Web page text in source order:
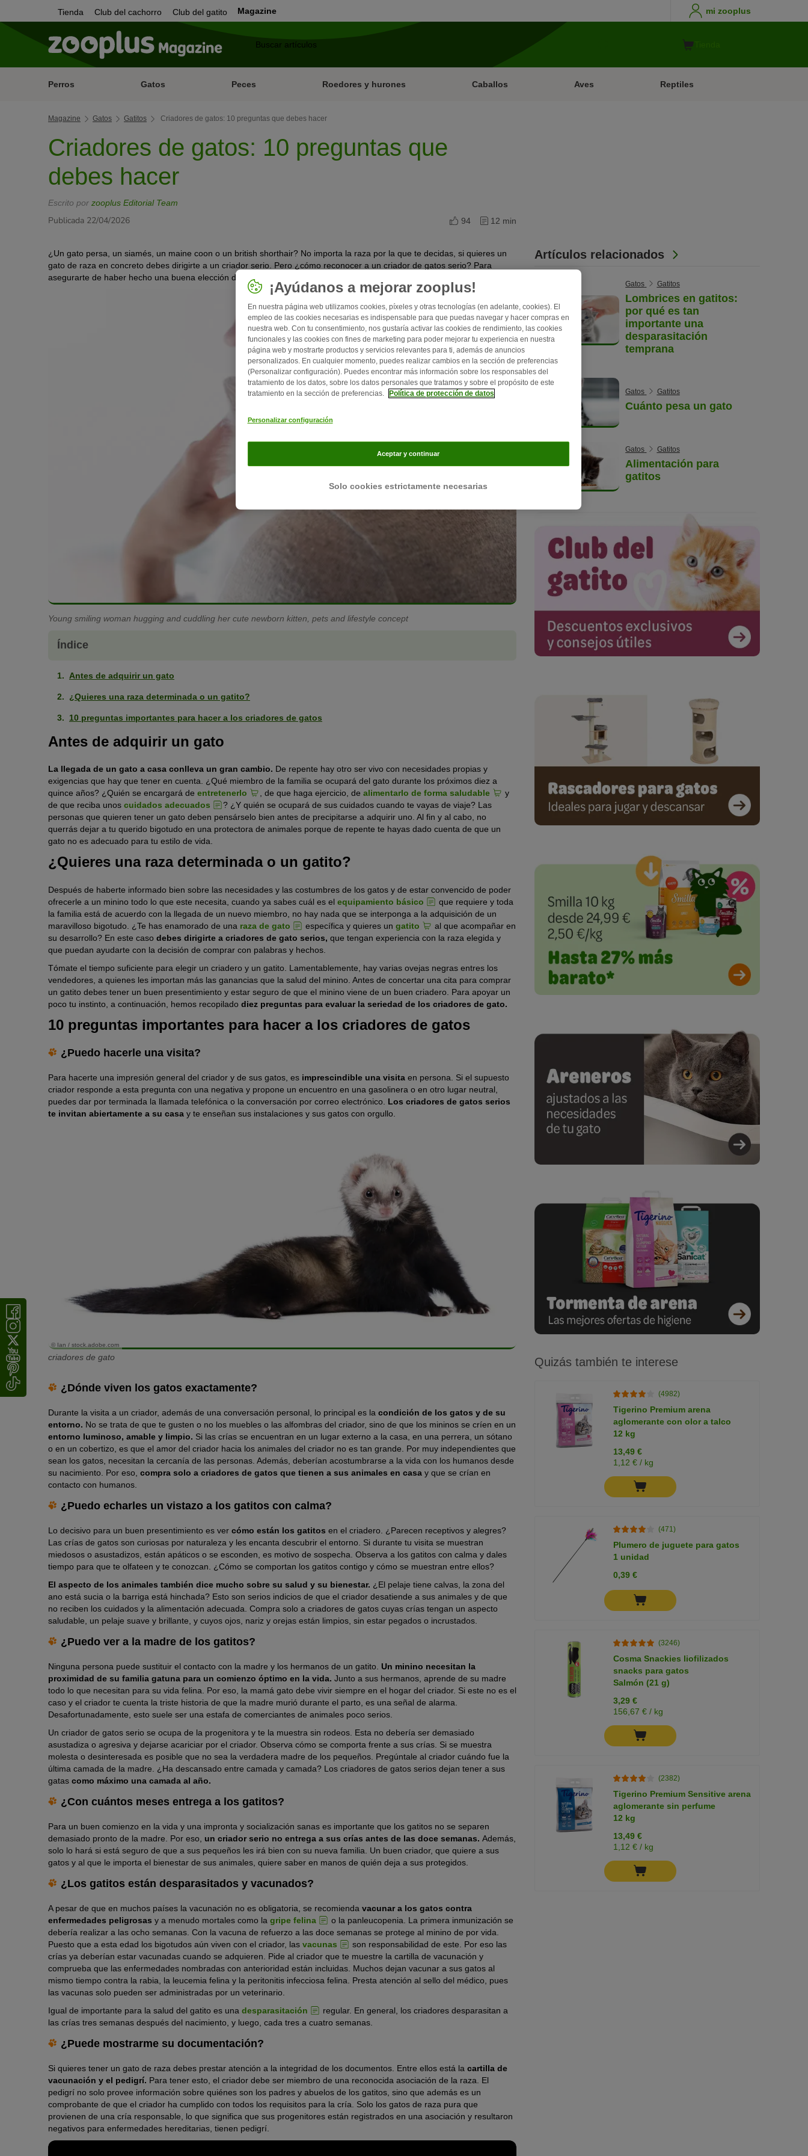
Tienda Club del cachorro Club del gatito Magazine mi zooplus
Perros Gatos Peces Roedores y hurones Caballos Aves Reptiles
Magazine Gatos Gatitos Criadores de gatos: 10 preguntas que debes hacer
Criadores de gatos: 10 preguntas que
debes hacer
Escrito por zooplus Editorial Team
Publicada 22/04/2026 94 12 min
¿Un gato persa, un siamés, un maine coon o un british shorthair? No importa la raza por la que te decidas, si quieres un
gato de raza en concreto debes dirigirte a un criador serio. Pero ¿cómo reconocer a un criador de gatos serio? Para
asegurarte de haber hecho una buena elección debes hacerles las siguientes diez preguntas a los criadores de gatos.
Young smiling woman hugging and cuddling her cute newborn kitten, pets and lifestyle concept
Índice
Antes de adquirir un gato
¿Quieres una raza determinada o un gatito?
10 preguntas importantes para hacer a los criadores de gatos
Antes de adquirir un gato
La llegada de un gato a casa conlleva un gran cambio. De repente hay otro ser vivo con necesidades propias y
exigencias que hay que tener en cuenta. ¿Qué miembro de la familia se ocupará del gato durante los próximos diez a
quince años? ¿Quién se encargará de entretenerlo , de que haga ejercicio, de alimentarlo de forma saludable
y
de que reciba unos cuidados adecuados
? ¿Y quién se ocupará de sus cuidados cuando te vayas de viaje? Las
personas que quieren tener un gato deben pensárselo bien antes de precipitarse a adquirir uno. Al fin y al cabo, no
querrás dejar a tu querido bigotudo en una protectora de animales porque de repente te hayas dado cuenta de que un
gato no es adecuado para tu estilo de vida.
¿Quieres una raza determinada o un gatito?
Después de haberte informado bien sobre las necesidades y las costumbres de los gatos y de estar convencido de poder
ofrecerle a un minino todo lo que este necesita, cuando ya sabes cuál es el equipamiento básico
que requiere y toda
la familia está de acuerdo con la llegada de un nuevo miembro, no hay nada que se interponga a la adquisición de un
maravilloso bigotudo. ¿Te has enamorado de una raza de gato específica y quieres un gatito
al que acompañar en
su desarrollo? En este caso debes dirigirte a criadores de gato serios, que tengan experiencia con la raza elegida y
que puedan ayudarte con la decisión de comprar con palabras y hechos.
Tómate el tiempo suficiente para elegir un criadero y un gatito. Lamentablemente, hay varias ovejas negras entres los
vendedores, a quienes les importan más las ganancias que la salud del minino. Antes de concertar una cita para comprar
un gatito debes tener un buen presentimiento y estar seguro de que el minino viene de un buen criadero. Para apoyar un
poco tu instinto, a continuación, hemos recopilado diez preguntas para evaluar la seriedad de los criadores de gato.
10 preguntas importantes para hacer a los criadores de gatos
¿Puedo hacerle una visita?
Para hacerte una impresión general del criador y de sus gatos, es imprescindible una visita en persona. Si el supuesto
criador responde a esta pregunta con una negativa y propone un encuentro en una gasolinera o en otro lugar neutral,
puedes dar por terminada la llamada telefónica o la conversación por correo electrónico. Los criadores de gatos serios
te invitan abiertamente a su casa y te enseñan sus instalaciones y sus gatos con orgullo.
© Ian / stock.adobe.com
criadores de gato
¿Dónde viven los gatos exactamente?
Durante la visita a un criador, además de una conversación personal, lo principal es la condición de los gatos y de su
entorno. No se trata de que te gusten o no los muebles o las alfombras del criador, sino de que los mininos se críen en un
entorno luminoso, amable y limpio. Si las crías se encuentran en un lugar externo a la casa, en una perrera, un sótano
o en un cobertizo, es que el amor del criador hacia los animales del criador no es tan grande. Por muy independientes que
sean los gatos, necesitan la cercanía de las personas. Además, deberían acostumbrarse a la vida con los humanos desde
su nacimiento. Por eso, compra solo a criadores de gatos que tienen a sus animales en casa y que se crían en
contacto con humanos.
¿Puedo echarles un vistazo a los gatitos con calma?
Lo decisivo para un buen presentimiento es ver cómo están los gatitos en el criadero. ¿Parecen receptivos y alegres?
Las crías de gatos son curiosas por naturaleza y les encanta descubrir el entorno. Si durante tu visita se muestran
miedosos o asustadizos, están apáticos o se esconden, es motivo de sospecha. Observa a los gatitos con calma y dales
tiempo para que te olfateen y te conozcan. ¿Cómo se comportan los gatitos contigo y cómo se muestran entre ellos?
El aspecto de los animales también dice mucho sobre su salud y su bienestar. ¿El pelaje tiene calvas, la zona del
ano está sucia o la barriga está hinchada? Esto son serios indicios de que el criador desatiende a sus animales y de que
no reciben los cuidados y la alimentación adecuada. Compra solo a criadores de gatos cuyas crías tengan un aspecto
saludable, un pelaje suave y brillante, y cuyos ojos, nariz y orejas están limpios, sin estar pegados o incrustados.
¿Puedo ver a la madre de los gatitos?
Ninguna persona puede sustituir el contacto con la madre y los hermanos de un gatito. Un minino necesitan la
proximidad de su familia gatuna para un comienzo óptimo en la vida. Junto a sus hermanos, aprende de su madre
todo lo que necesitan para su vida felina. Por eso, la mamá gato debe vivir siempre en el hogar del criador. Si este no es el
caso y el criador te cuenta la triste historia de que la madre murió durante el parto, es una señal de alarma.
Desafortunadamente, esto suele ser una estafa de comerciantes de animales poco serios.
Un criador de gatos serio se ocupa de la progenitora y te la muestra sin rodeos. Esta no debería ser demasiado
asustadiza o agresiva y dejarse acariciar por el criador. Observa cómo se comporta frente a sus crías. Si se muestra
molesta o desinteresada es posible que no sea la verdadera madre de los pequeños. Pregúntale al criador cuándo fue la
última camada de la madre. ¿Ha descansado entre camada y camada? Los criadores de gatos serios dejan tener a sus
gatas como máximo una camada al año.
¿Con cuántos meses entrega a los gatitos?
Para un buen comienzo en la vida y una impronta y socialización sanas es importante que los gatitos no se separen
demasiado pronto de la madre. Por eso, un criador serio no entrega a sus crías antes de las doce semanas. Además,
solo lo hará si está seguro de que a sus pequeños les irá bien con su nueva familia. Un buen criador, que quiere a sus
gatos y al que le importa el bienestar de sus animales, quiere saber en manos de quién deja a sus protegidos.
¿Los gatitos están desparasitados y vacunados?
A pesar de que en muchos países la vacunación no es obligatoria, se recomienda vacunar a los gatos contra
enfermedades peligrosas y a menudo mortales como la gripe felina
o la panleucopenia. La primera inmunización se
debería realizar a las ocho semanas. Con la vacuna de refuerzo a las doce semanas se protege al minino de por vida.
Puesto que a esta edad los bigotudos aún viven con el criador, las vacunas
son responsabilidad de este. Por eso las
crías ya deberían estar vacunadas cuando se adquieren. Pide al criador que te muestre la cartilla de vacunación y
comprueba que las enfermedades nombradas con anterioridad están incluidas. Muchos dejan vacunar a sus gatos al
mismo tiempo contra la rabia, la leucemia felina y la peritonitis infecciosa felina. Presta atención al sello del médico, pues
las vacunas solo pueden ser administradas por un veterinario.
Igual de importante para la salud del gatito es una desparasitación
regular. En general, los criadores desparasitan a
las crías tres semanas después del nacimiento, y luego, cada tres a cuatro semanas.
¿Puede mostrarme su documentación?
Si quieres tener un gato de raza debes prestar atención a la integridad de los documentos. Entre ellos está la cartilla de
vacunación y el pedigrí. Para tener esto, el criador debe ser miembro de una reconocida asociación de la raza. El
pedigrí no solo provee información sobre quiénes son los padres y abuelos de los gatitos, sino que además es un
comprobante de que el criador ha cumplido con todos los requisitos para la cría. Solo los gatos de raza pura que
provienen de una cría responsable, lo que significa que sus progenitores están registrados en una asociación y resultaron
negativos para enfermedades hereditarias, tienen pedigrí.
Artículos relacionados
Gatos Gatitos
Lombrices en gatitos:
por qué es tan
importante una
desparasitación
temprana
Gatos Gatitos
Cuánto pesa un gato
Gatos Gatitos
Alimentación para
gatitos
Quizás también te interese
(4982)
Tigerino Premium arena
aglomerante con olor a talco
12 kg
13,49 €
1,12 € / kg
(471)
Plumero de juguete para gatos
1 unidad
0,39 €
(3246)
Cosma Snackies liofilizados
snacks para gatos
Salmón (21 g)
3,29 €
156,67 € / kg
(2382)
Tigerino Premium Sensitive arena
aglomerante sin perfume
12 kg
13,49 €
1,12 € / kg
¡Ayúdanos a mejorar zooplus!
En nuestra página web utilizamos cookies, píxeles y otras tecnologías (en adelante, cookies). El
empleo de las cookies necesarias es indispensable para que puedas navegar y hacer compras en
nuestra web. Con tu consentimiento, nos gustaría activar las cookies de rendimiento, las cookies
funcionales y las cookies con fines de marketing para poder mejorar tu experiencia en nuestra
página web y mostrarte productos y servicios relevantes para ti, además de anuncios
personalizados. En cualquier momento, puedes realizar cambios en la sección de preferencias
(Personalizar configuración). Puedes encontrar más información sobre los responsables del
tratamiento de los datos, sobre los datos personales que tratamos y sobre el propósito de este
tratamiento en la sección de preferencias.
Política de protección de datos
Personalizar configuración
Solo cookies estrictamente necesarias
Aceptar y continuar